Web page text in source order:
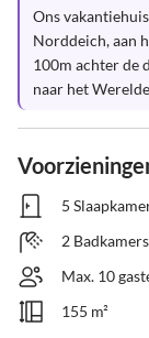
Ons
Norddeich, aan
100m achter de
naar het
5
2 Badkamers
Max. 10
155 m²